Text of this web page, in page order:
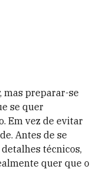
mas preparar-se
se quer
Em vez de evitar
Antes de se
técnicos,
quer que o